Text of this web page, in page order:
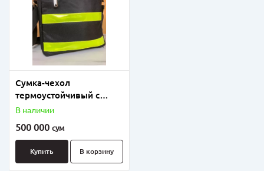
Сумка-чехол
термоустойчивый с
дорожной
пассивной
безопасностью
В наличии
500 000 сум
Купить В корзину